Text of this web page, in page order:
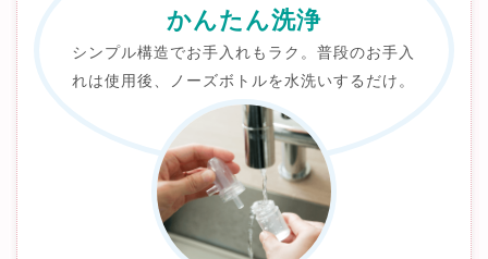
かんたん洗浄
シンプル構造でお手入れもラク。普段のお手入
れは使用後、ノーズボトルを水洗いするだけ。